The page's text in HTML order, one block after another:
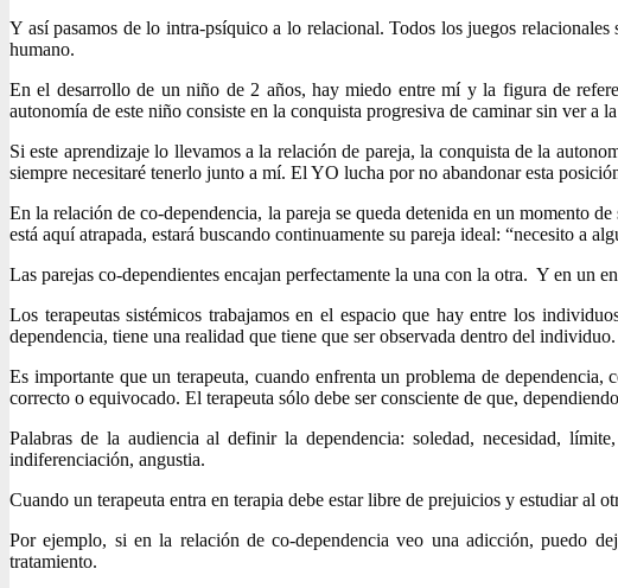
Y así pasamos de lo intra-psíquico a lo relacional. Todos los juegos
humano.
En el desarrollo de un niño de 2 años, hay miedo entre mí y la figura de
autonomía de este niño consiste en la conquista progresiva de caminar sin ver
Si este aprendizaje lo llevamos a la relación de pareja, la conquista de la
siempre necesitaré tenerlo junto a mí. El YO lucha por no abandonar esta
En la relación de co-dependencia, la pareja se queda detenida en un momento
está aquí atrapada, estará buscando continuamente su pareja ideal: “necesito a
Las parejas co-dependientes encajan perfectamente la una con la otra. Y en un
Los terapeutas sistémicos trabajamos en el espacio que hay entre los
dependencia, tiene una realidad que tiene que ser observada dentro del
Es importante que un terapeuta, cuando enfrenta un problema de
correcto o equivocado. El terapeuta sólo debe ser consciente de que,
Palabras de la audiencia al definir la dependencia: soledad, necesidad,
indiferenciación, angustia.
Cuando un terapeuta entra en terapia debe estar libre de prejuicios y estudiar al
Por ejemplo, si en la relación de co-dependencia veo una adicción, puedo
tratamiento.